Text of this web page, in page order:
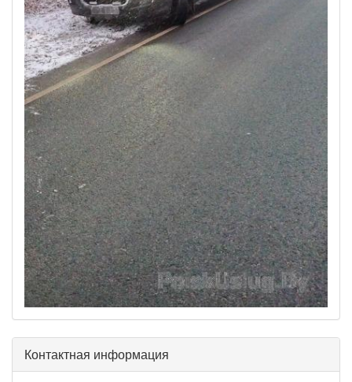
Контактная информация